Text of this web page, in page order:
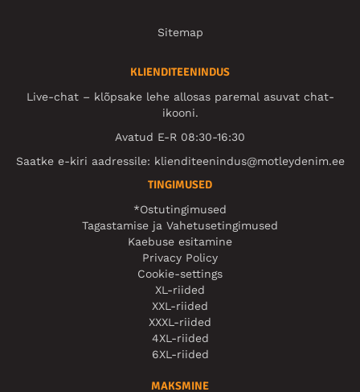
Sitemap
KLIENDITEENINDUS
Live-chat – klõpsake lehe allosas paremal asuvat chat-
ikooni.
Avatud E-R 08:30-16:30
Saatke e-kiri aadressile: klienditeenindus@motleydenim.ee
TINGIMUSED
*Ostutingimused
Tagastamise ja Vahetusetingimused
Kaebuse esitamine
Privacy Policy
Cookie-settings
XL-riided
XXL-riided
XXXL-riided
4XL-riided
6XL-riided
MAKSMINE